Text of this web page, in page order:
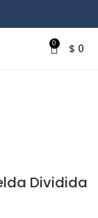
0 $ 0
Dividida